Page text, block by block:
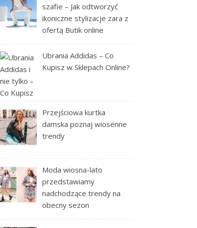
szafie – Jak odtworzyć
ikoniczne stylizacje zara z
ofertą Butik online
Ubrania Addidas – Co
Kupisz w Sklepach Online?
Przejściowa kurtka
damska poznaj wiosenne
trendy
Moda wiosna-lato
przedstawiamy
nadchodzące trendy na
obecny sezon